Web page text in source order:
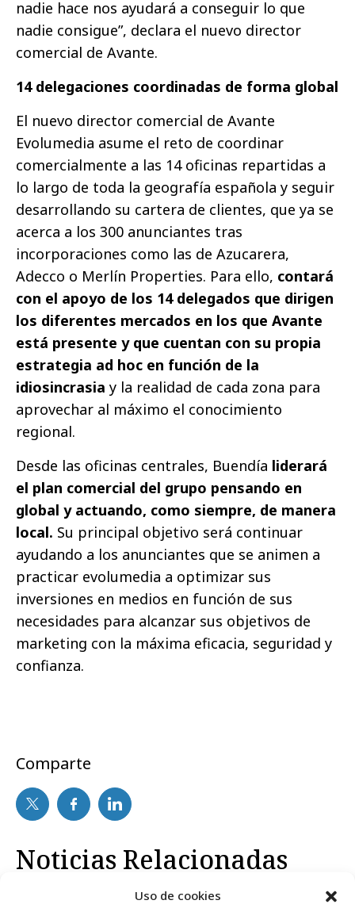
Uso de cookies
nadie hace nos ayudará a conseguir lo que
nadie consigue”, declara el nuevo director
comercial de Avante.
14 delegaciones coordinadas de forma global
El nuevo director comercial de Avante
Evolumedia asume el reto de coordinar
comercialmente a las 14 oficinas repartidas a
lo largo de toda la geografía española y seguir
desarrollando su cartera de clientes, que ya se
acerca a los 300 anunciantes tras
incorporaciones como las de Azucarera,
Adecco o Merlín Properties. Para ello, contará
con el apoyo de los 14 delegados que dirigen
los diferentes mercados en los que Avante
está presente y que cuentan con su propia
estrategia ad hoc en función de la
idiosincrasia y la realidad de cada zona para
aprovechar al máximo el conocimiento
regional.
Desde las oficinas centrales, Buendía liderará
el plan comercial del grupo pensando en
global y actuando, como siempre, de manera
local. Su principal objetivo será continuar
ayudando a los anunciantes que se animen a
practicar evolumedia a optimizar sus
inversiones en medios en función de sus
necesidades para alcanzar sus objetivos de
marketing con la máxima eficacia, seguridad y
confianza.
Comparte
Noticias Relacionadas